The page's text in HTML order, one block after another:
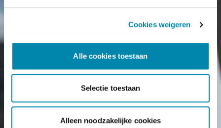
Cookies weigeren
Alle cookies toestaan
Selectie toestaan
Alleen noodzakelijke cookies